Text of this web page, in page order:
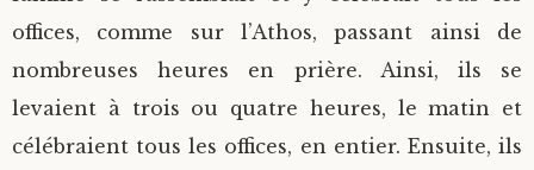
offices, comme sur l’Athos, passant ainsi de
nombreuses heures en prière. Ainsi, ils se
levaient à trois ou quatre heures, le matin et
célébraient tous les offices, en entier. Ensuite, ils